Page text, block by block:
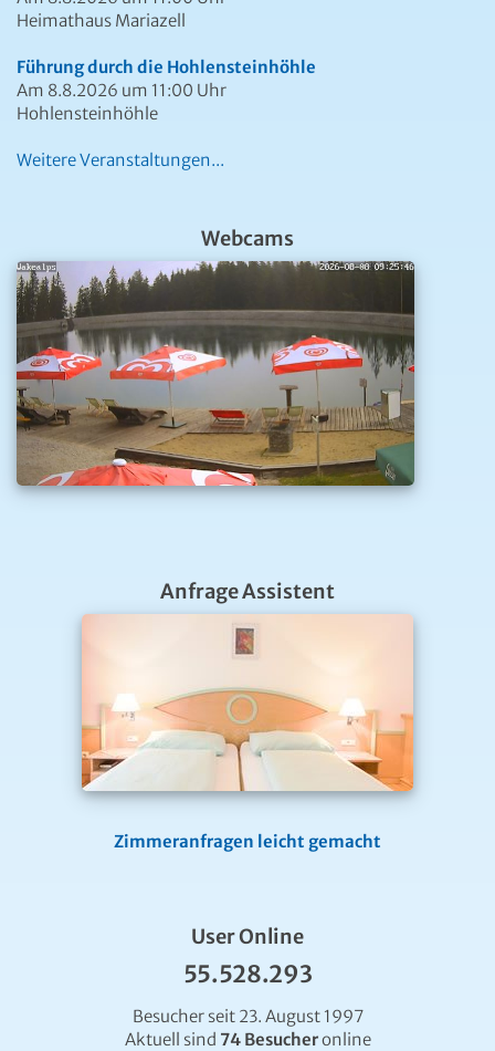
Heimathaus Mariazell
Führung durch die Hohlensteinhöhle
Am 8.8.2026 um 11:00 Uhr
Hohlensteinhöhle
Weitere Veranstaltungen...
Webcams
Anfrage Assistent
Zimmeranfragen leicht gemacht
User Online
55.528.293
Besucher seit 23. August 1997
Aktuell sind 74 Besucheronline